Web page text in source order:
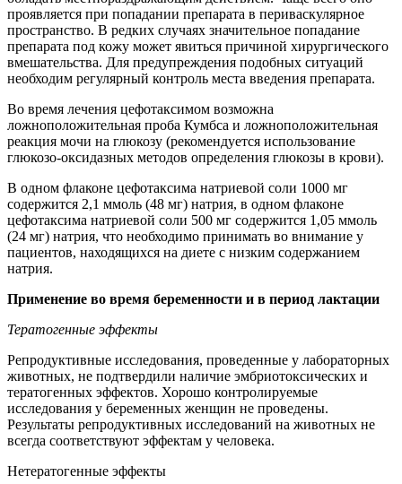
проявляется при попадании препарата в периваскулярное
пространство. В редких случаях значительное попадание
препарата под кожу может явиться причиной хирургического
вмешательства. Для предупреждения подобных ситуаций
необходим регулярный контроль места введения препарата.
Во время лечения цефотаксимом возможна
ложноположительная проба Кумбса и ложноположительная
реакция мочи на глюкозу (рекомендуется использование
глюкозо-оксидазных методов определения глюкозы в крови).
В одном флаконе цефотаксима натриевой соли 1000 мг
содержится 2,1 ммоль (48 мг) натрия, в одном флаконе
цефотаксима натриевой соли 500 мг содержится 1,05 ммоль
(24 мг) натрия, что необходимо принимать во внимание у
пациентов, находящихся на диете с низким содержанием
натрия.
Применение во время беременности и в период лактации
Тератогенные эффекты
Репродуктивные исследования, проведенные у лабораторных
животных, не подтвердили наличие эмбриотоксических и
тератогенных эффектов. Хорошо контролируемые
исследования у беременных женщин не проведены.
Результаты репродуктивных исследований на животных не
всегда соответствуют эффектам у человека.
Нетератогенные эффекты